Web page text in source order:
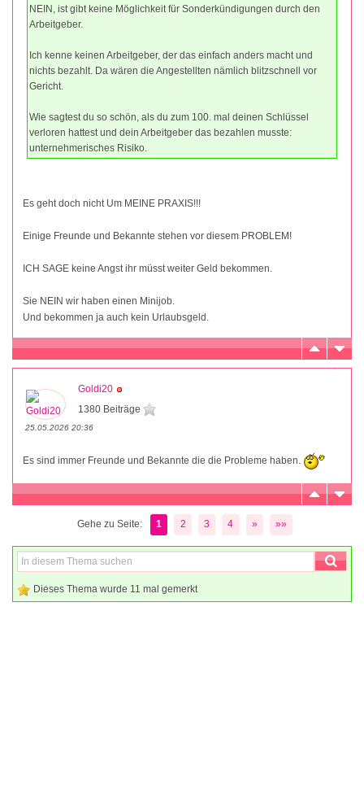
NEIN, ist gibt keine Möglichkeit für Sonderkündigungen durch den
Arbeitgeber.
Ich kenne keinen Arbeitgeber, der das einfach anders macht und
nichts bezahlt. Da wären die Angestellten nämlich blitzschnell vor
Gericht.
Wie sagtest du so schön, als du zum 100. mal deinen Schlüssel
verloren hattest und dein Arbeitgeber das bezahlen musste:
unternehmerisches Risiko.
Es geht doch nicht Um MEINE PRAXIS!!!
Einige Freunde und Bekannte stehen vor diesem PROBLEM!
ICH SAGE keine Angst ihr müsst weiter Geld bekommen.
Sie NEIN wir haben einen Minijob.
Und bekommen ja auch kein Urlaubsgeld.
Goldi20
1380 Beiträge
25.05.2026 20:36
Es sind immer Freunde und Bekannte die die Probleme haben.
Gehe zu Seite: 1 2 3 4 » »»
Dieses Thema wurde 11 mal gemerkt